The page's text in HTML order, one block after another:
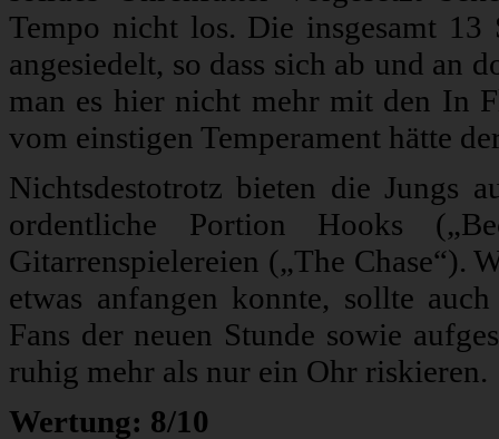
Tempo nicht los. Die insgesamt
angesiedelt, so dass sich ab und an
man es hier nicht mehr mit den In
vom einstigen Temperament hätte
Nichtsdestotrotz bieten die Jungs
ordentliche Portion Hooks
Gitarrenspielereien („The Chase“).
etwas anfangen konnte, sollte
Fans der neuen Stunde sowie
ruhig mehr als nur ein Ohr riskieren.
Wertung: 8/10